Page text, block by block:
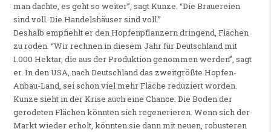
man dachte, es geht so weiter”, sagt Kunze. “Die Brauereien
sind voll. Die Handelshäuser sind voll.”
Deshalb empfiehlt er den Hopfenpflanzern dringend, Flächen
zu roden. “Wir rechnen in diesem Jahr für Deutschland mit
1.000 Hektar, die aus der Produktion genommen werden”, sagt
er. In den USA, nach Deutschland das zweitgrößte Hopfen-
Anbau-Land, sei schon viel mehr Fläche reduziert worden.
Kunze sieht in der Krise auch eine Chance: Die Boden der
gerodeten Flächen könnten sich regenerieren. Wenn sich der
Markt wieder erholt, könnten sie dann mit neuen, robusteren